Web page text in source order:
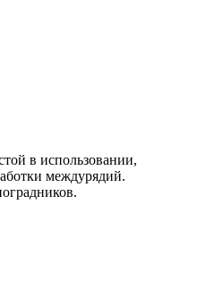
в использовании,
междурядий.